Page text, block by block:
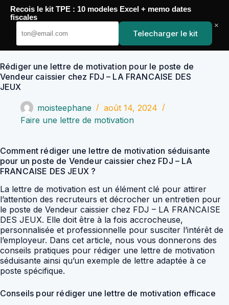
Passer
contenu
YoupiJobs
Rédiger une lettre de motivation pour le poste de
Vendeur caissier chez FDJ – LA FRANCAISE DES
JEUX
moisteephane
août 14, 2024
Faire une lettre de motivation
Comment rédiger une lettre de motivation séduisante
pour un poste de Vendeur caissier chez FDJ – LA
FRANCAISE DES JEUX ?
La lettre de motivation est un élément clé pour attirer
l’attention des recruteurs et décrocher un entretien pour
le poste de Vendeur caissier chez FDJ – LA FRANCAISE
DES JEUX. Elle doit être à la fois accrocheuse,
personnalisée et professionnelle pour susciter l’intérêt de
l’employeur. Dans cet article, nous vous donnerons des
conseils pratiques pour rédiger une lettre de motivation
séduisante ainsi qu’un exemple de lettre adaptée à ce
poste spécifique.
Conseils pour rédiger une lettre de motivation efficace
Recois le kit TPE : 10 modeles Excel + memo dates
fiscales
Telecharger le kit
×